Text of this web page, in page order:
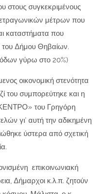
στους συγκεκριμένους
μέτρων που
καταστήματα που
του Δήμου Θηβαίων.
γύρω στο 20%)
οικονομική στενότητα
του συμπορεύτηκε και η
του Γρηγόρη
γι’ αυτή την αδικημένη
ύστερα από σχετική
επικοινωνιακή
Δήμαρχοι κ.λ.π. ζητούν